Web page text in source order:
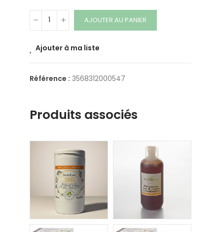
AJOUTER AU PANIER
Ajouter à ma liste
Référence : 3568312000547
Produits associés